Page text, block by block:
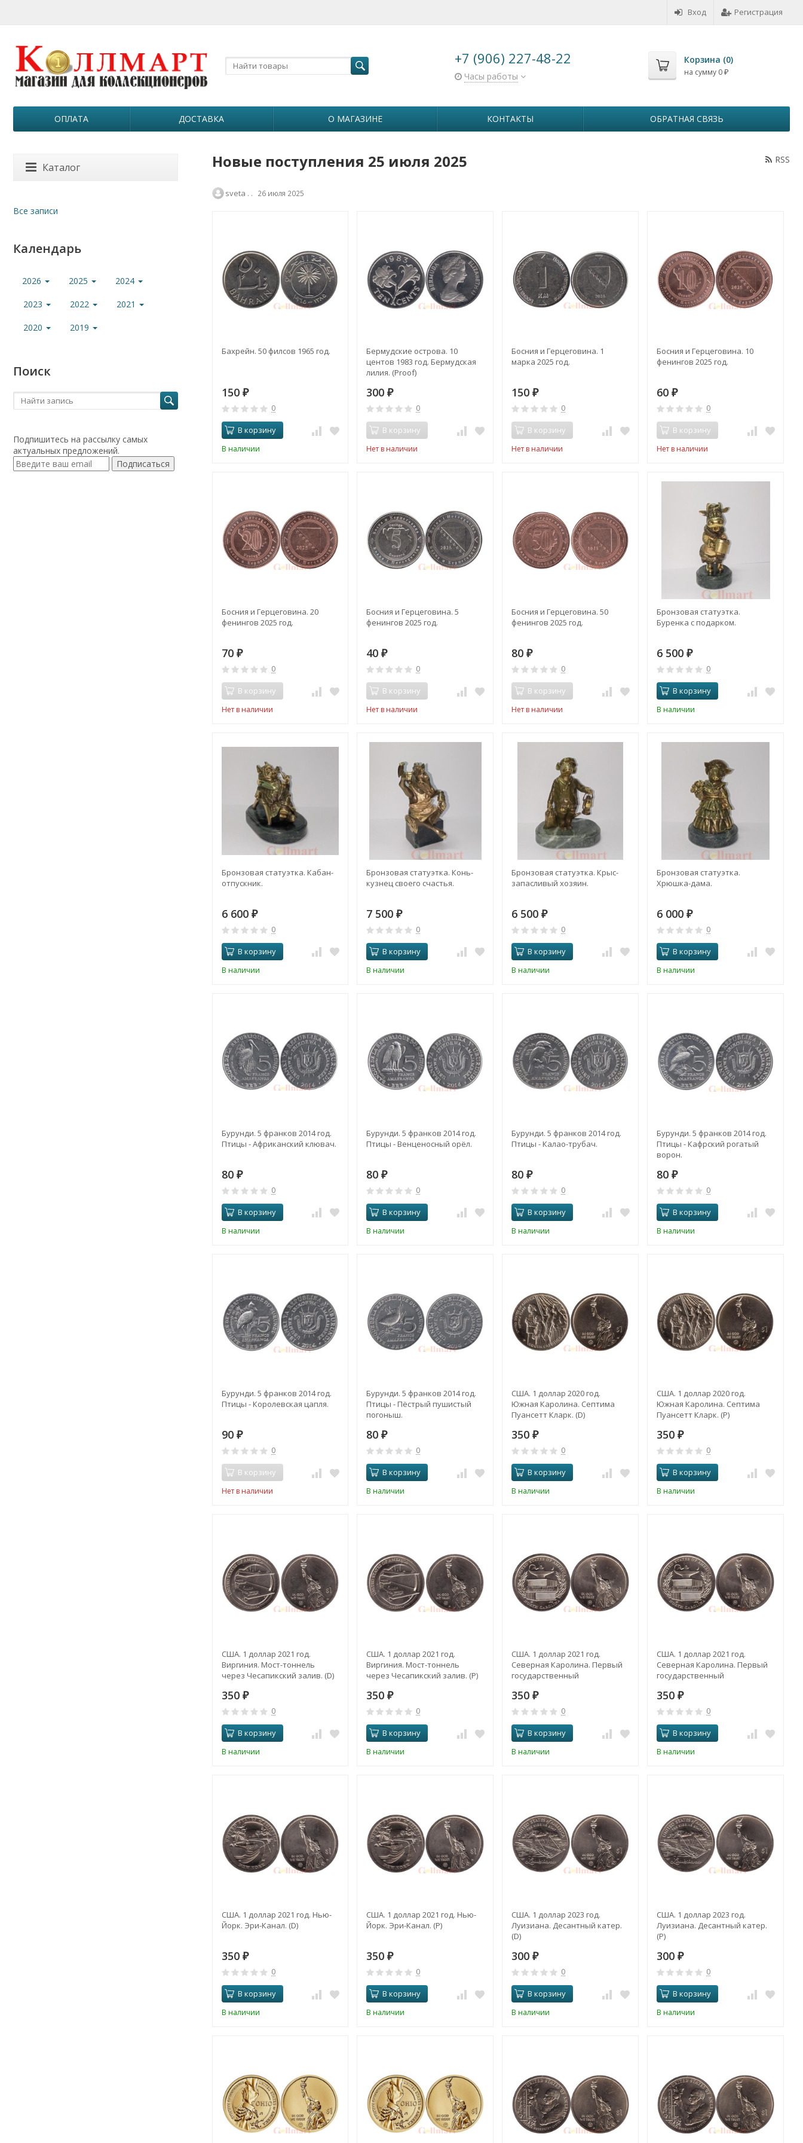
Вход Регистрация
+7 (906) 227-48-22
Часы работы
Корзина (0)
на сумму 0 ₽
ОПЛАТА ДОСТАВКА О МАГАЗИНЕ КОНТАКТЫ ОБРАТНАЯ СВЯЗЬ
RSS
Новые поступления 25 июля 2025
sveta . . 26 июля 2025
Бахрейн. 50 филсов 1965 год.
150 ₽
0
В корзину
В наличии
Бермудские острова. 10
центов 1983 год. Бермудская
лилия. (Proof)
300₽
0
В корзину
Нет в наличии
Босния и Герцеговина. 1
марка 2025 год.
150₽
0
В корзину
Нет в наличии
Босния и Герцеговина. 10
фенингов 2025 год.
60₽
0
В корзину
Нет в наличии
Босния и Герцеговина. 20
фенингов 2025 год.
70 ₽
0
В корзину
Нет в наличии
Босния и Герцеговина. 5
фенингов 2025 год.
40₽
0
В корзину
Нет в наличии
Босния и Герцеговина. 50
фенингов 2025 год.
80₽
0
В корзину
Нет в наличии
Бронзовая статуэтка.
Буренка с подарком.
6 500₽
0
В корзину
В наличии
Бронзовая статуэтка. Кабан-
отпускник.
6 600 ₽
0
В корзину
В наличии
Бронзовая статуэтка. Конь-
кузнец своего счастья.
7 500₽
0
В корзину
В наличии
Бронзовая статуэтка. Крыс-
запасливый хозяин.
6 500₽
0
В корзину
В наличии
Бронзовая статуэтка.
Хрюшка-дама.
6 000₽
0
В корзину
В наличии
Бурунди. 5 франков 2014 год.
Птицы - Африканский клювач.
80 ₽
0
В корзину
В наличии
Бурунди. 5 франков 2014 год.
Птицы - Венценосный орёл.
80₽
0
В корзину
В наличии
Бурунди. 5 франков 2014 год.
Птицы - Калао-трубач.
80₽
0
В корзину
В наличии
Бурунди. 5 франков 2014 год.
Птицы - Кафрский рогатый
ворон.
80₽
0
В корзину
В наличии
Бурунди. 5 франков 2014 год.
Птицы - Королевская цапля.
90 ₽
0
В корзину
Нет в наличии
Бурунди. 5 франков 2014 год.
Птицы - Пёстрый пушистый
погоныш.
80₽
0
В корзину
В наличии
США. 1 доллар 2020 год.
Южная Каролина. Септима
Пуансетт Кларк. (D)
350₽
0
В корзину
В наличии
США. 1 доллар 2020 год.
Южная Каролина. Септима
Пуансетт Кларк. (P)
350₽
0
В корзину
В наличии
США. 1 доллар 2021 год.
Виргиния. Мост-тоннель
через Чесапикский залив. (D)
350 ₽
0
В корзину
В наличии
США. 1 доллар 2021 год.
Виргиния. Мост-тоннель
через Чесапикский залив. (P)
350₽
0
В корзину
В наличии
США. 1 доллар 2021 год.
Северная Каролина. Первый
государственный
350₽
0
В корзину
В наличии
США. 1 доллар 2021 год.
Северная Каролина. Первый
государственный
350₽
0
В корзину
В наличии
США. 1 доллар 2021 год. Нью-
Йорк. Эри-Канал. (D)
350 ₽
0
В корзину
В наличии
США. 1 доллар 2021 год. Нью-
Йорк. Эри-Канал. (P)
350₽
0
В корзину
В наличии
США. 1 доллар 2023 год.
Луизиана. Десантный катер.
(D)
300₽
0
В корзину
В наличии
США. 1 доллар 2023 год.
Луизиана. Десантный катер.
(P)
300₽
0
В корзину
В наличии
Каталог
Все записи
Календарь
2026 2025 2024
2023 2022 2021
2020 2019
Поиск
Подпишитесь на рассылку самых
актуальных предложений.
Подписаться